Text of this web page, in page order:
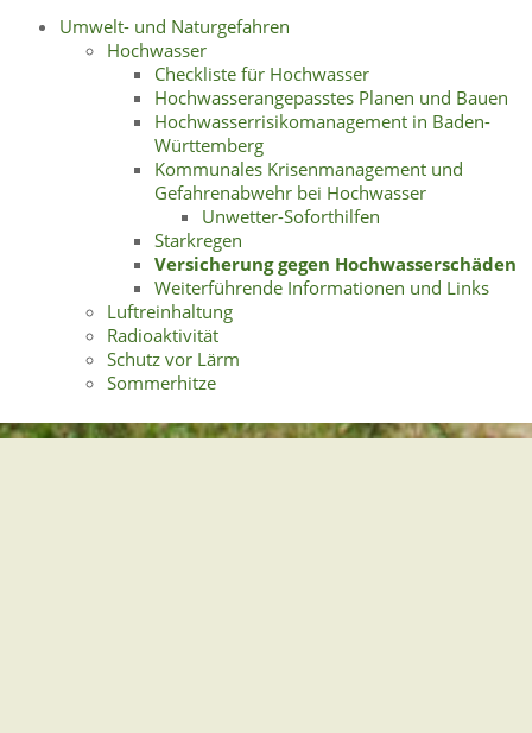
Umwelt- und Naturgefahren
Hochwasser
Checkliste für Hochwasser
Hochwasserangepasstes Planen und Bauen
Hochwasserrisikomanagement in Baden-
Württemberg
Kommunales Krisenmanagement und
Gefahrenabwehr bei Hochwasser
Unwetter-Soforthilfen
Starkregen
Versicherung gegen Hochwasserschäden
Weiterführende Informationen und Links
Luftreinhaltung
Radioaktivität
Schutz vor Lärm
Sommerhitze